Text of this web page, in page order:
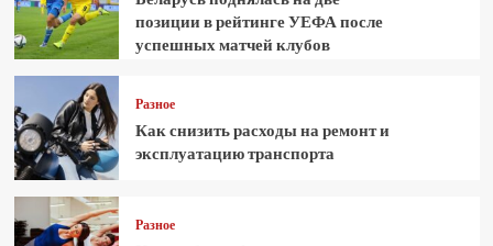
позиции в рейтинге УЕФА после
успешных матчей клубов
Разное
Как снизить расходы на ремонт и
эксплуатацию транспорта
Разное